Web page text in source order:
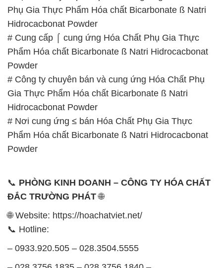
Phụ Gia Thực Phẩm Hóa chất Bicarbonate ß Natri
Hidrocacbonat Powder
# Cung cấp ⌠ cung ứng Hóa Chất Phụ Gia Thực
Phẩm Hóa chất Bicarbonate ß Natri Hidrocacbonat
Powder
# Công ty chuyên bán và cung ứng Hóa Chất Phụ
Gia Thực Phẩm Hóa chất Bicarbonate ß Natri
Hidrocacbonat Powder
# Nơi cung ứng ≤ bán Hóa Chất Phụ Gia Thực
Phẩm Hóa chất Bicarbonate ß Natri Hidrocacbonat
Powder
📞 PHÒNG KINH DOANH – CÔNG TY HÓA CHẤT
ĐẮC TRƯỜNG PHÁT🌐
🌐 Website: https://hoachatviet.net/
📞 Hotline:
– 0933.920.505 – 028.3504.5555